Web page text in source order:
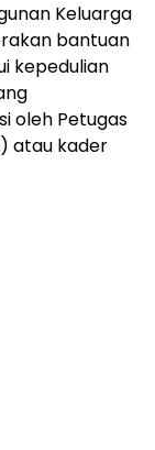
Keluarga
bantuan
kepedulian
oleh Petugas
atau kader